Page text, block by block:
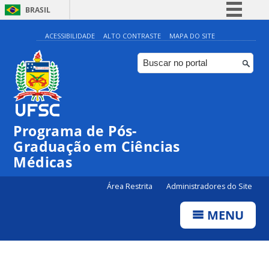
BRASIL
Simplifique!
Comunica BR
Participe
ACESSIBILIDADE ALTO CONTRASTE MAPA DO SITE
Programa de Pós-
Graduação em Ciências
Médicas
Área Restrita Administradores do Site
MENU